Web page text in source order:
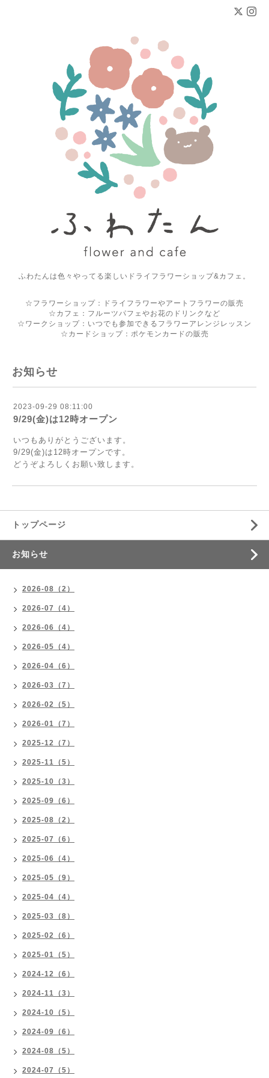
ふわたんは色々やってる楽しいドライフラワーショップ&カフェ。
☆フラワーショップ：ドライフラワーやアートフラワーの販売
☆カフェ：フルーツパフェやお花のドリンクなど
☆ワークショップ：いつでも参加できるフラワーアレンジレッスン
☆カードショップ：ポケモンカードの販売
お知らせ
2023-09-29 08:11:00
9/29(金)は12時オープン
いつもありがとうございます。
9/29(金)は12時オープンです。
どうぞよろしくお願い致します。
トップページ
お知らせ
2026-08（2）
2026-07（4）
2026-06（4）
2026-05（4）
2026-04（6）
2026-03（7）
2026-02（5）
2026-01（7）
2025-12（7）
2025-11（5）
2025-10（3）
2025-09（6）
2025-08（2）
2025-07（6）
2025-06（4）
2025-05（9）
2025-04（4）
2025-03（8）
2025-02（6）
2025-01（5）
2024-12（6）
2024-11（3）
2024-10（5）
2024-09（6）
2024-08（5）
2024-07（5）